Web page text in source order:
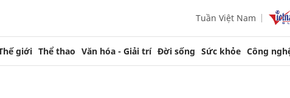
Tuần Việt Nam
giới Thể thao Văn hóa - Giải trí Đời sống Sức khỏe Công